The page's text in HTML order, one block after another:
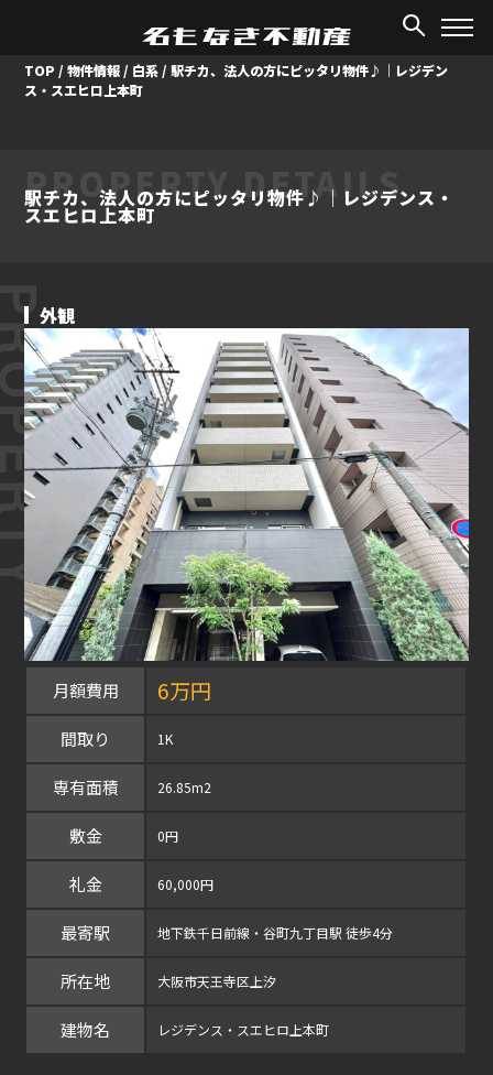
TOP /物件情報 / 白系 /駅チカ、法人の方にピッタリ物件♪｜レジデン
ス・スエヒロ上本町
PROPERTY DETAILS
駅チカ、法人の方にピッタリ物件♪｜レジデンス・
スエヒロ上本町
外観
月額費用 6万円
間取り 1K
専有面積 26.85m2
敷金 0円
礼金 60,000円
最寄駅 地下鉄千日前線・谷町九丁目駅 徒歩4分
所在地 大阪市天王寺区上汐
建物名 レジデンス・スエヒロ上本町